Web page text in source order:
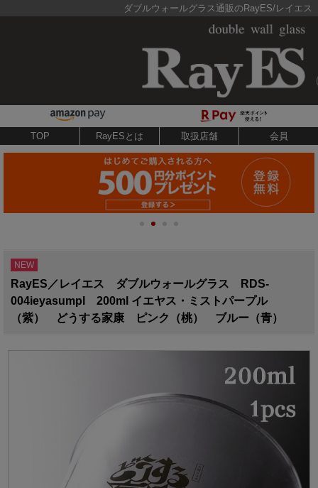
ダブルウォールグラス通販のRayES/レイエス
TOP RayESとは 取扱店舗 会員
NEW
RayES／レイエス ダブルウォールグラス RDS-
004ieyasumpl 200ml イエヤス・ミストパープル
（紫） どうする家康 ピンク（桃） ブルー（青）